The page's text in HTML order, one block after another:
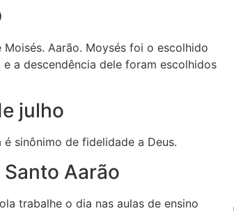
Aarão. Moysés foi o escolhido
a descendência dele foram escolhidos
julho
sinônimo de fidelidade a Deus.
Aarão
trabalhe o dia nas aulas de ensino